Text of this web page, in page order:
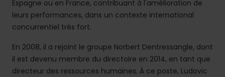
Espagne ou en France, contribuant à l'amélioration de
leurs performances, dans un contexte international
concurrentiel très fort.
En 2008, il a rejoint le groupe Norbert Dentressangle, dont
il est devenu membre du directoire en 2014, en tant que
directeur des ressources humaines. À ce poste, Ludovic